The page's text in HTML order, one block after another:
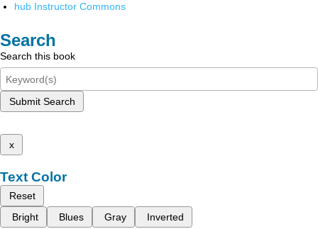
hub Instructor Commons
Search
Search this book
Submit Search
x
Text Color
Reset
Bright
Blues Gray Inverted